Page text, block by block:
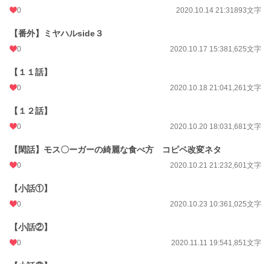
0 2020.10.14 21:31893文字
【番外】ミヤハルside３
0 2020.10.17 15:381,625文字
【１１話】
0 2020.10.18 21:041,261文字
【１２話】
0 2020.10.20 18:031,681文字
【閑話】モス〇ーガーの綺麗な食べ方 コピペ改変ネタ
0 2020.10.21 21:232,601文字
【小話①】
0 2020.10.23 10:361,025文字
【小話②】
0 2020.11.11 19:541,851文字